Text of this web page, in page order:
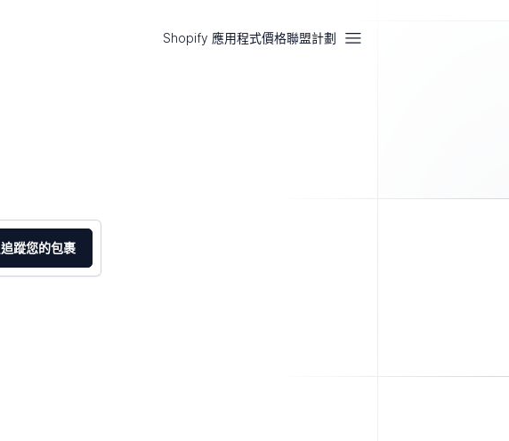
Shopify 應用程式價格聯盟計劃
追蹤您的包裹